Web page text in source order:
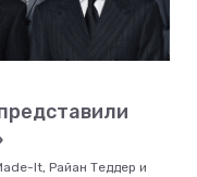
It, Райан Теддер и